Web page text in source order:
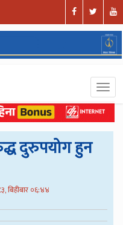
दुरुपयोग हुन
बिहीबार ०६:४४